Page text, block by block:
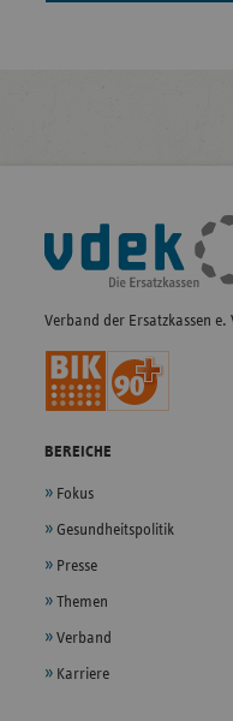
Fußleisten-
Navigation
Verband der Ersatzkassen e.
BEREICHE
Fokus
Gesundheitspolitik
Presse
Themen
Verband
Karriere